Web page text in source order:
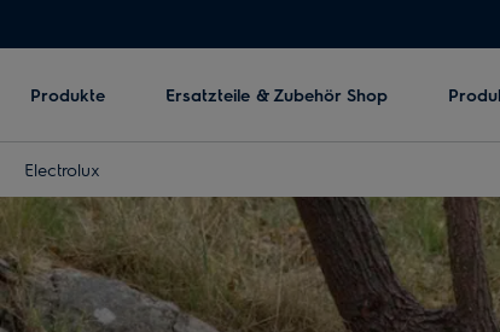
Produkte Ersatzteile & Zubehör Shop
Electrolux